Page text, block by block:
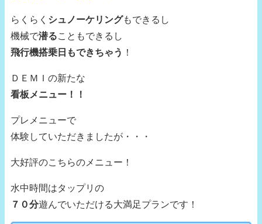
らくらく シュノーケリングもできるし
機械で潜る こともできるし
飛行機搭乗日もできちゃう
！
ＤＥＭＩの新たな
看板メニュー！！
プレメニューで
体験していただきましたが・・・
大好評のこちらのメニュー！
水中時間はタップリの
７０分遊んでいただける大満足プランです！